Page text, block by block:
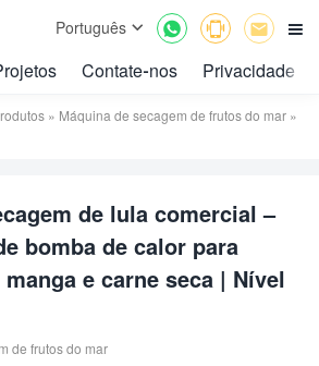

  
Português
Contate-nos Privacidade
» Máquina de secagem de frutos do mar »
de lula comercial –
bomba de calor para
e carne seca | Nível
de frutos do mar